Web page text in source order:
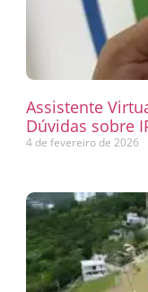
Assistente
Dúvidas sobre
4 de fevereiro de 2026